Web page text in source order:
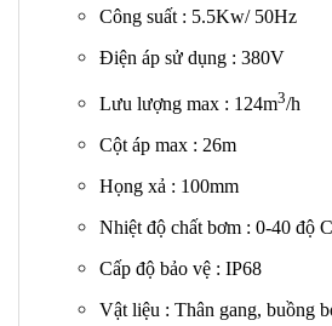
Công suất : 5.5Kw/ 50Hz
Điện áp sử dụng : 380V
Lưu lượng max : 124m3/h
Cột áp max : 26m
Họng xả : 100mm
Nhiệt độ chất bơm : 0-40 độ C
Cấp độ bảo vệ : IP68
Vật liệu :Thân gang, buồng